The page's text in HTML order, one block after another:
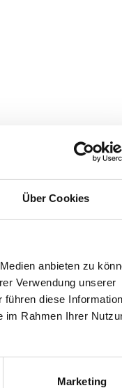
Über Cookies
anbieten zu
Verwendung unserer
diese
im Rahmen Ihrer
Marketing